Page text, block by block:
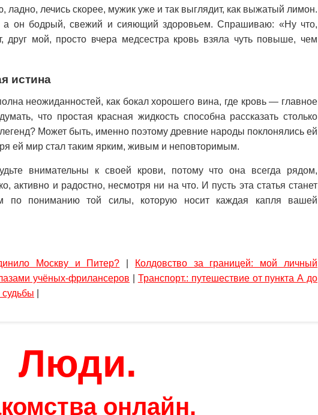
лечись скорее, мужик уже и так выглядит, как выжатый лимон.
а он бодрый, свежий и сияющий здоровьем. Спрашиваю: «Ну что,
друг мой, просто вчера медсестра кровь взяла чуть повыше, чем
истина
неожиданностей, как бокал хорошего вина, где кровь — главное
что простая красная жидкость способна рассказать столько
Может быть, именно поэтому древние народы поклонялись ей
ей мир стал таким ярким, живым и неповторимым.
внимательны к своей крови, потому что она всегда рядом,
активно и радостно, несмотря ни на что. И пусть эта статья станет
по пониманию той силы, которую носит каждая капля вашей
Москву и Питер?
Колдовство за границей: мой личный
учёных-фрилансеров
Транспорт.: путешествие от пункта А до
Люди.
онлайн.